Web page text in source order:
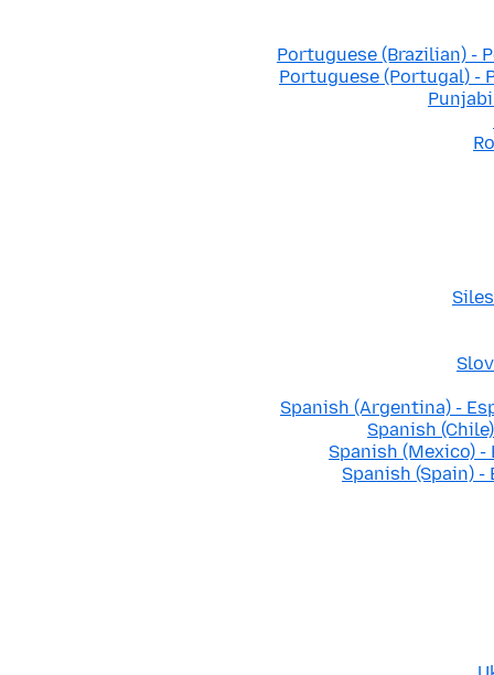
Portuguese (Brazilian) -
Portuguese (Portugal) -
Punjabi
Spanish (Argentina) -
Spanish
Spanish (Mexico) -
Spanish (Spain) -